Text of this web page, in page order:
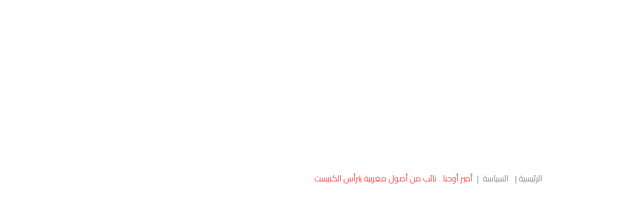
الرئيسية| السياسة | أمير أوحنا.. نائب من أصول مغربية يترأس الكنيست